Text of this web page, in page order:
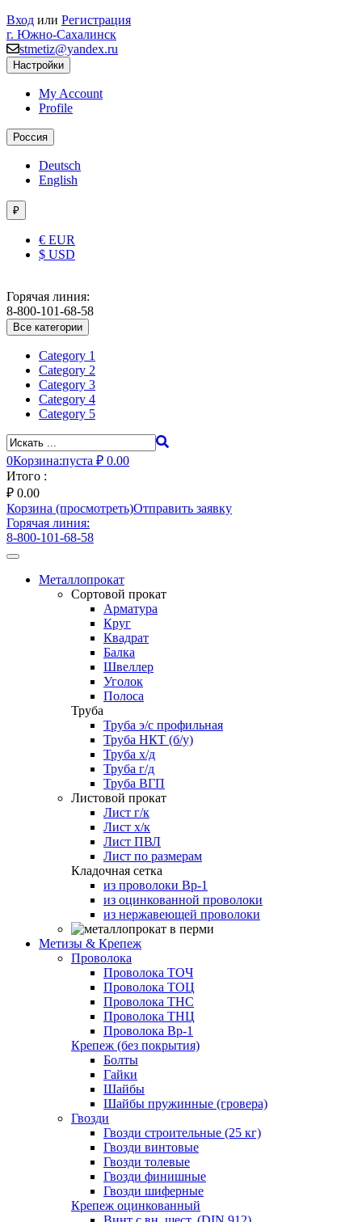
Вход или Регистрация
г. Южно-Сахалинск
stmetiz@yandex.ru
Настройки
My Account
Profile
Россия
Deutsch
English
₽
€ EUR
$ USD
Горячая линия:
8-800-101-68-58
Все категории
Category 1
Category 2
Category 3
Category 4
Category 5
0Корзина:пуста ₽ 0.00
Итого :
₽ 0.00
Корзина (просмотреть)Отправить заявку
Горячая линия:
8-800-101-68-58
Toggle
navigationМеталлопрокат
Сортовой прокат
Арматура
Круг
Квадрат
Балка
Швеллер
Уголок
Полоса
Труба
Труба э/с профильная
Труба НКТ (б/у)
Труба х/д
Труба г/д
Труба ВГП
Листовой прокат
Лист г/к
Лист х/к
Лист ПВЛ
Лист по размерам
Кладочная сетка
из проволоки Вр-1
из оцинкованной проволоки
из нержавеющей проволоки
Метизы & Крепеж
Проволока
Проволока ТОЧ
Проволока ТОЦ
Проволока ТНС
Проволока ТНЦ
Проволока Вр-1
Крепеж (без покрытия)
Болты
Гайки
Шайбы
Шайбы пружинные (гровера)
Гвозди
Гвозди строительные (25 кг)
Гвозди винтовые
Гвозди толевые
Гвозди финишные
Гвозди шиферные
Крепеж оцинкованный